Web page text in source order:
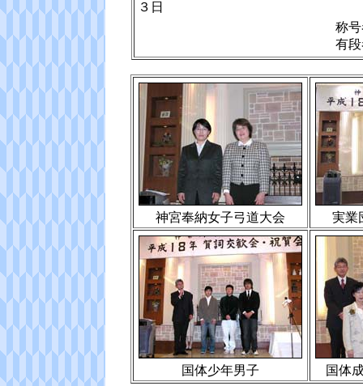
３日
称
有
神宮奉納女子弓道大会 実業
国体少年男子 国体